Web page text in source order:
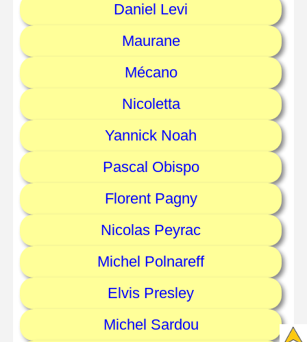
Daniel Levi
Maurane
Mécano
Nicoletta
Yannick Noah
Pascal Obispo
Florent Pagny
Nicolas Peyrac
Michel Polnareff
Elvis Presley
Michel Sardou